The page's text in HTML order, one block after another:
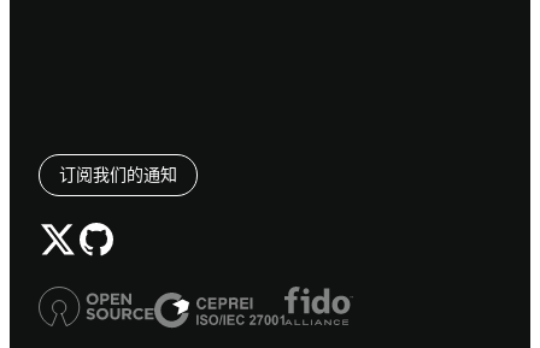
订阅我们的通知